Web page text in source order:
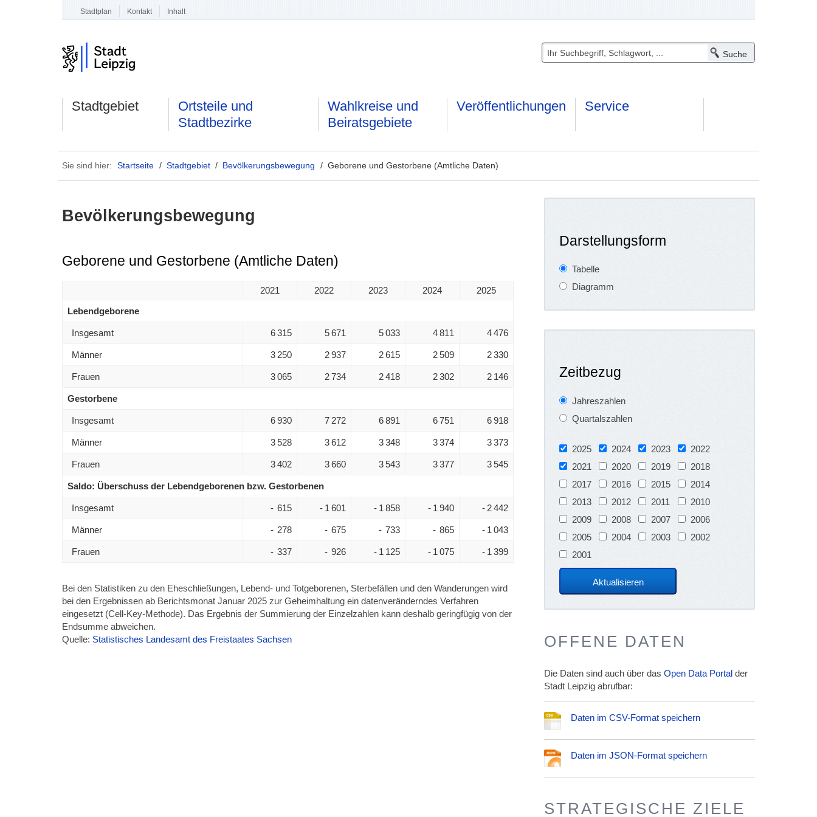
Stadtplan Kontakt Inhalt
Stadtgebiet
Ortsteile und
Stadtbezirke
Wahlkreise und
Beiratsgebiete
Veröffentlichungen Service
Sie sind hier: Startseite / Stadtgebiet / Bevölkerungsbewegung / Geborene und Gestorbene (Amtliche Daten)
Bevölkerungsbewegung
Geborene und Gestorbene (Amtliche Daten)
2021 2022 2023 2024
2025
Lebendgeborene
Insgesamt 6 315 5 671 5 033 4 811 4 476
Männer 3 250 2 937 2 615 2 509 2 330
Frauen 3 065 2 734 2 418 2 302 2 146
Gestorbene
Insgesamt 6 930 7 272 6 891 6 751 6 918
Männer 3 528 3 612 3 348 3 374 3 373
Frauen 3 402 3 660 3 543 3 377 3 545
Saldo: Überschuss der Lebendgeborenen bzw. Gestorbenen
Insgesamt - 615 - 1 601 - 1 858 - 1 940 - 2 442
Männer - 278 - 675 - 733 - 865 - 1 043
Frauen - 337 - 926 - 1 125 - 1 075 - 1 399
Bei den Statistiken zu den Eheschließungen, Lebend- und Totgeborenen, Sterbefällen und den Wanderungen wird
bei den Ergebnissen ab Berichtsmonat Januar 2025 zur Geheimhaltung ein datenveränderndes Verfahren
eingesetzt (Cell-Key-Methode). Das Ergebnis der Summierung der Einzelzahlen kann deshalb geringfügig von der
Endsumme abweichen.
Quelle: Statistisches Landesamt des Freistaates Sachsen
Darstellungsform
Tabelle
Diagramm
Zeitbezug
Jahreszahlen
Quartalszahlen
2025 2024 2023
2022
2021
2020 2019
2018
2017
2016 2015
2014
2013
2012 2011
2010
2009
2008 2007
2006
2005
2004 2003
2002
2001
OFFENE DATEN
Die Daten sind auch über dasOpen Data Portal der
Stadt Leipzig abrufbar:
Daten im CSV-Format speichern
Daten im JSON-Format speichern
STRATEGISCHE ZIELE